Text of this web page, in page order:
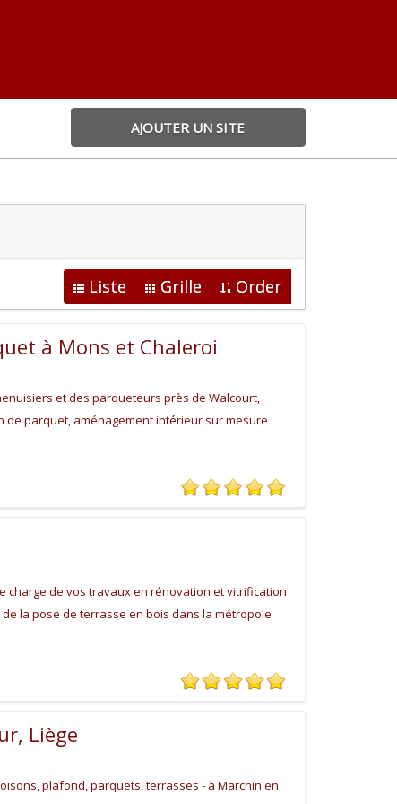
AJOUTER UN SITE
Liste Grille Order
à Mons et Chaleroi
et des parqueteurs près de Walcourt,
parquet, aménagement intérieur sur mesure :
de vos travaux en rénovation et vitrification
la pose de terrasse en bois dans la métropole
Liège
plafond, parquets, terrasses - à Marchin en